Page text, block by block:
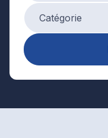
Product Category
Catégorie